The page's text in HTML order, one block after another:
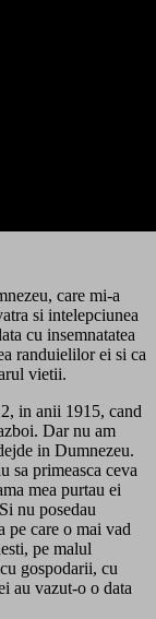
care mi-a
si intelepciunea
cu insemnatatea
randuielilor ei si ca
vietii.
in anii 1915, cand
Dar nu am
in Dumnezeu.
sa primeasca ceva
mea purtau ei
nu posedau
pe care o mai vad
pe malul
gospodarii, cu
au vazut-o o data